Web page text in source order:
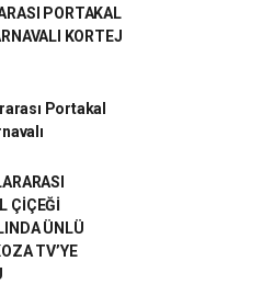
PORTAKAL
KORTEJ
Portakal
ÇİÇEĞİ
ÜNLÜ
TV’YE